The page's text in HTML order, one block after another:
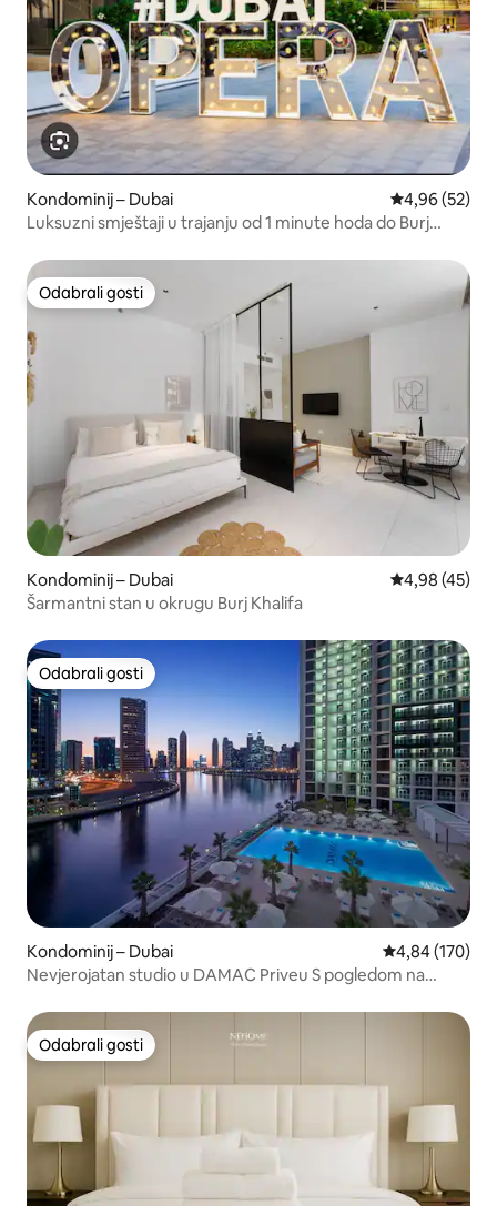
Kondominij – Dubai Prosječna
4,96 (52)
Luksuzni smještaji u trajanju od 1 minute hoda do Burj
Odabrali gosti
Odabrali gosti
Kondominij – Dubai Prosječna
4,98 (45)
Šarmantni stan u okrugu Burj Khalifa
Odabrali gosti
Odabrali gosti
Kondominij – Dubai Prosječna
4,84 (170)
Nevjerojatan studio u DAMAC Priveu S pogledom na
Odabrali gosti
Odabrali gosti